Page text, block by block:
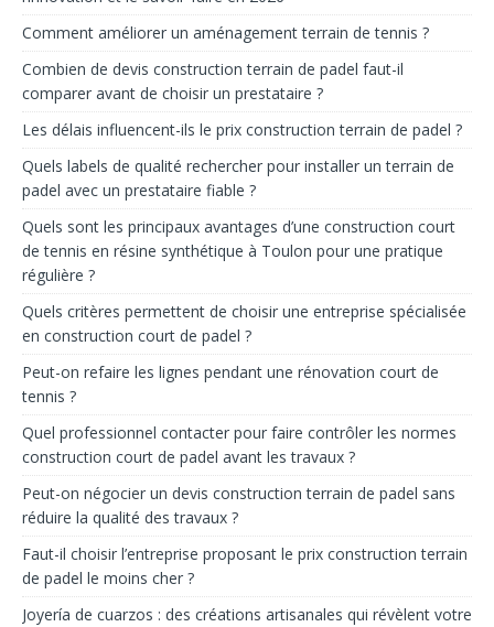
Comment améliorer un aménagement terrain de tennis ?
Combien de devis construction terrain de padel faut-il
comparer avant de choisir un prestataire ?
Les délais influencent-ils le prix construction terrain de padel ?
Quels labels de qualité rechercher pour installer un terrain de
padel avec un prestataire fiable ?
Quels sont les principaux avantages d’une construction court
de tennis en résine synthétique à Toulon pour une pratique
régulière ?
Quels critères permettent de choisir une entreprise spécialisée
en construction court de padel ?
Peut-on refaire les lignes pendant une rénovation court de
tennis ?
Quel professionnel contacter pour faire contrôler les normes
construction court de padel avant les travaux ?
Peut-on négocier un devis construction terrain de padel sans
réduire la qualité des travaux ?
Faut-il choisir l’entreprise proposant le prix construction terrain
de padel le moins cher ?
Joyería de cuarzos : des créations artisanales qui révèlent votre